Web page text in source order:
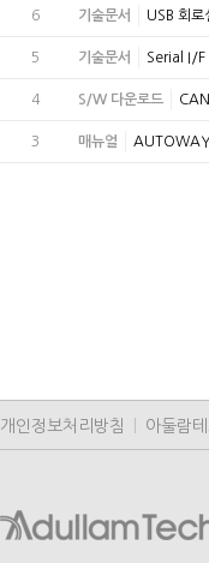
6 기술문서 USB 회로
5 기술문서 Serial I/F
4 S/W 다운로드
3 매뉴얼 AUTOWAY
개인정보처리방침 아둘람